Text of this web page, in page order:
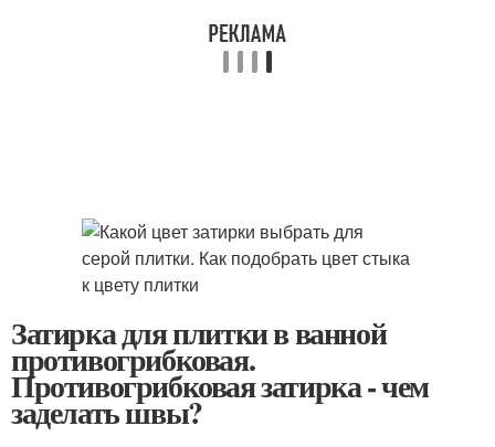
Затирка для плитки в ванной
противогрибковая.
Противогрибковая затирка - чем
заделать швы?